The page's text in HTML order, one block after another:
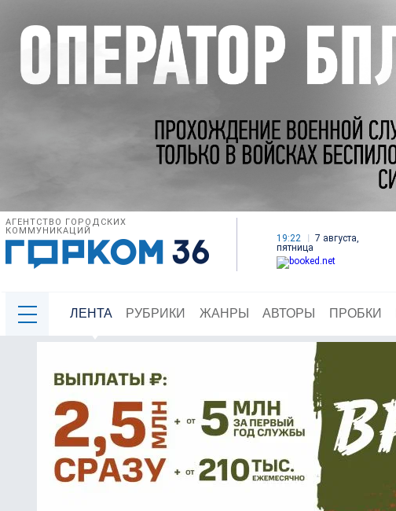
АГЕНТСТВО ГОРОДСКИХ
КОММУНИКАЦИЙ
19:22
7 августа,
пятница
ЛЕНТА РУБРИКИ ЖАНРЫ АВТОРЫ ПРОБКИ